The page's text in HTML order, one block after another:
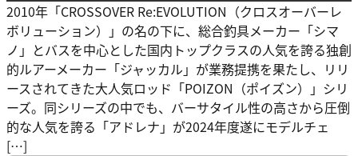
2010年「CROSSOVER Re:EVOLUTION（クロスオーバーレ
ボリューション）」の名の下に、総合釣具メーカー「シマ
ノ」とバスを中心とした国内トップクラスの人気を誇る独創
的ルアーメーカー「ジャッカル」が業務提携を果たし、リリ
ースされてきた大人気ロッド「POIZON（ポイズン）」シリ
ーズ。同シリーズの中でも、バーサタイル性の高さから圧倒
的な人気を誇る「アドレナ」が2024年度遂にモデルチェ
[…]